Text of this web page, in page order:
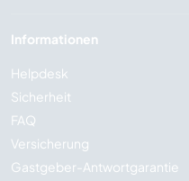
Informationen
Helpdesk
Sicherheit
FAQ
Versicherung
Gastgeber-Antwortgarantie